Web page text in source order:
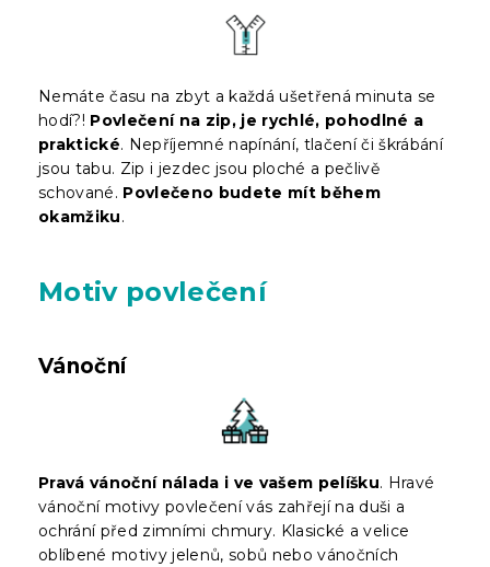
Nemáte času na zbyt a každá ušetřená minuta se
hodí?! Povlečení na zip, je rychlé, pohodlné a
praktické. Nepříjemné napínání, tlačení či škrábání
jsou tabu. Zip i jezdec jsou ploché a pečlivě
schované. Povlečeno budete mít během
okamžiku.
Motiv povlečení
Vánoční
Pravá vánoční nálada i ve vašem pelíšku. Hravé
vánoční motivy povlečení vás zahřejí na duši a
ochrání před zimními chmury. Klasické a velice
oblíbené motivy jelenů, sobů nebo vánočních